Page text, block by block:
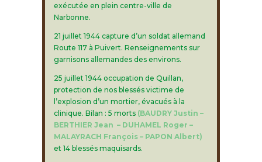
exécutée en plein centre-ville de
Narbonne.
21 juillet 1944 capture d’un soldat allemand
Route 117 à Puivert. Renseignements sur
garnisons allemandes des environs.
25 juillet 1944 occupation de Quillan,
protection de nos blessés victime de
l’explosion d’un mortier, évacués à la
clinique. Bilan : 5 morts (BAUDRY Justin –
BERTHIER Jean – DUHAMEL Roger –
MALAYRACH François – PAPON Albert)
et 14 blessés maquisards.